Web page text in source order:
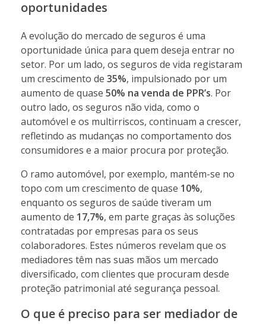
oportunidades
A evolução do mercado de seguros é uma
oportunidade única para quem deseja entrar no
setor. Por um lado, os seguros de vida registaram
um crescimento de 35%, impulsionado por um
aumento de quase 50% na venda de PPR’s. Por
outro lado, os seguros não vida, como o
automóvel e os multirriscos, continuam a crescer,
refletindo as mudanças no comportamento dos
consumidores e a maior procura por proteção.
O ramo automóvel, por exemplo, mantém-se no
topo com um crescimento de quase 10%,
enquanto os seguros de saúde tiveram um
aumento de 17,7%, em parte graças às soluções
contratadas por empresas para os seus
colaboradores. Estes números revelam que os
mediadores têm nas suas mãos um mercado
diversificado, com clientes que procuram desde
proteção patrimonial até segurança pessoal.
O que é preciso para ser mediador de